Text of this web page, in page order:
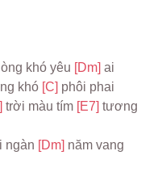
khó yêu [Dm] ai
khó [C] phôi phai
trời màu tím [E7] tương
ngàn [Dm] năm vang